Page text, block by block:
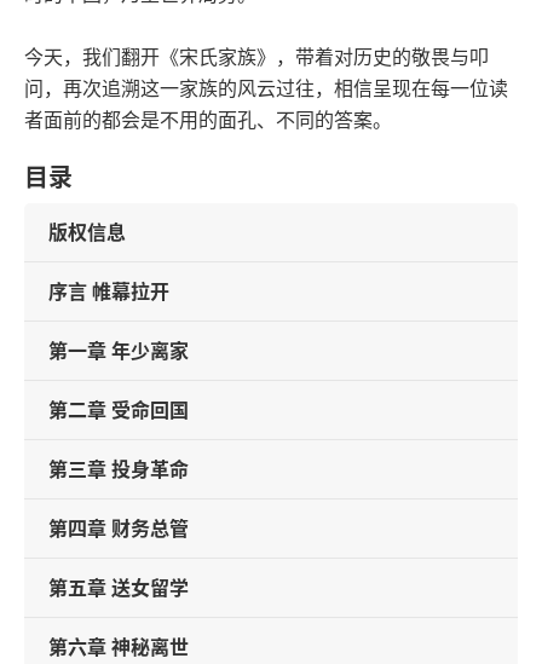
今天，我们翻开《宋氏家族》，带着对历史的敬畏与叩
问，再次追溯这一家族的风云过往，相信呈现在每一位读
者面前的都会是不用的面孔、不同的答案。
目录
版权信息
序言 帷幕拉开
第一章 年少离家
第二章 受命回国
第三章 投身革命
第四章 财务总管
第五章 送女留学
第六章 神秘离世